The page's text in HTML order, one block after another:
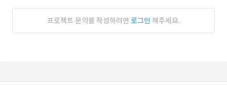
프로젝트 문의를 작성하려면 로그인 해주세요.